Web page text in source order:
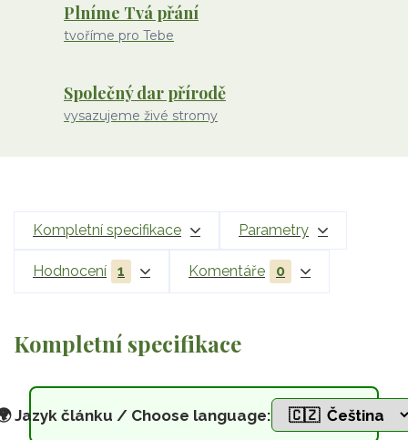
Plníme Tvá přání
tvoříme pro Tebe
Společný dar přírodě
vysazujeme živé stromy
Kompletní specifikace Parametry
Hodnocení 1 Komentáře 0
Kompletní specifikace
Jazyk článku / Choose language: